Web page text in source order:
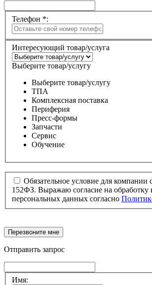
Телефон *:
Интересующий товар/услуга
Выберите товар/услугу
Выберите товар/услугу
ТПА
Комплексная поставка
Периферия
Пресс-формы
Запчасти
Сервис
Обучение
Обязательное условие для компании
152ФЗ. Выражаю согласие на обработку
персональных данных согласно
Перезвоните мне
Отправить запрос
Имя: